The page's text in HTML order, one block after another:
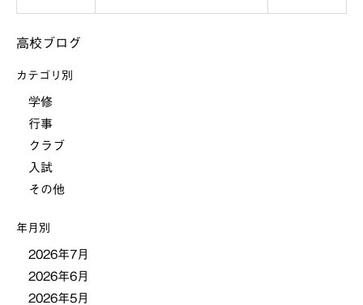
稿
ナ
ゲ
ー
ョ
ン
高校ブログ
カテゴリ別
学修
行事
クラブ
入試
その他
年月別
2026年7月
2026年6月
2026年5月